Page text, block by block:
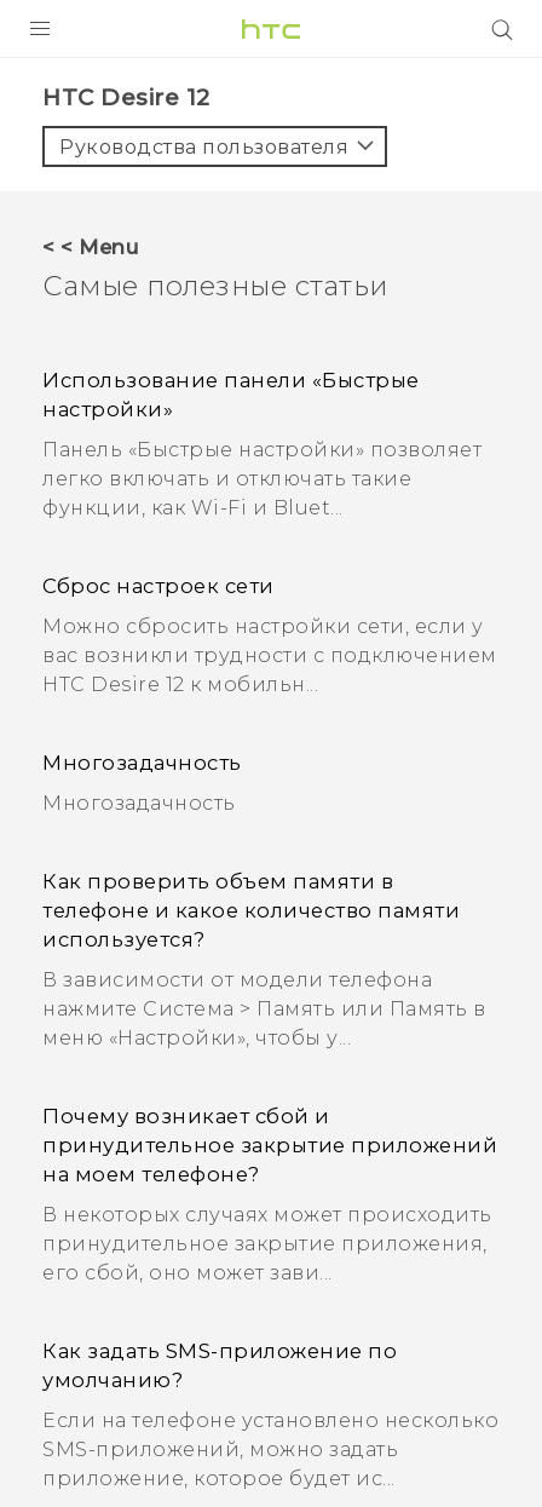
5G
ПОДДЕРЖКА
HTC Desire 12
Руководства пользователя
< < Menu
Самые полезные статьи
Использование панели «Быстрые
настройки»
Панель «Быстрые настройки» позволяет
легко включать и отключать такие
функции, как Wi-Fi и Bluet...
Сброс настроек сети
Можно сбросить настройки сети, если у
вас возникли трудности с подключением
HTC Desire 12 к мобильн...
Многозадачность
Многозадачность
Как проверить объем памяти в
телефоне и какое количество памяти
используется?
В зависимости от модели телефона
нажмите Система > Память или Память в
меню «Настройки», чтобы у...
Почему возникает сбой и
принудительное закрытие приложений
на моем телефоне?
В некоторых случаях может происходить
принудительное закрытие приложения,
его сбой, оно может зави...
Как задать SMS-приложение по
умолчанию?
Если на телефоне установлено несколько
SMS-приложений, можно задать
приложение, которое будет ис...